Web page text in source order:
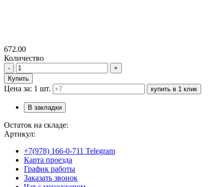
672.00
Количество
-
+
Купить
Цена за: 1 шт. купить в 1 клик
В закладки
Остаток на складе:
Артикул:
+7(978) 166-0-711 Telegram
Карта проезда
График работы
Заказать звонок